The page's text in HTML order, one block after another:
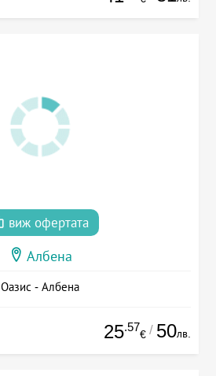
виж офертата
Албена
Оазис - Албена
25.57
€ / 50лв.